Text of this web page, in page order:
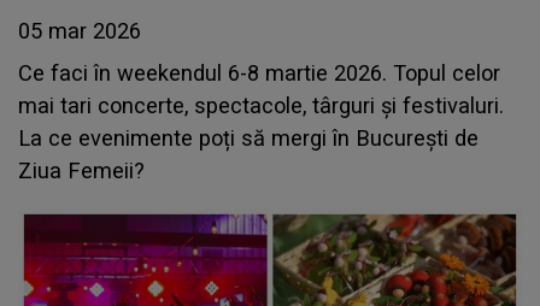
05 mar 2026
Ce faci în weekendul 6-8 martie 2026. Topul celor
mai tari concerte, spectacole, târguri și festivaluri.
La ce evenimente poți să mergi în București de
Ziua Femeii?